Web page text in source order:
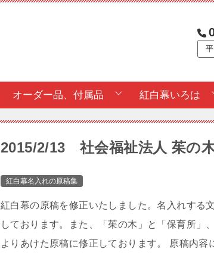
オーダー品、付属品 紅白幕いろは
2015/2/13 社会福祉法人 茱の
紅白幕名入れの原稿集
紅白幕の原稿を修正いたしました。名入れする
しております。また、「茱の木」と「保育所」
よりあけた原稿に修正しております。 原稿内容